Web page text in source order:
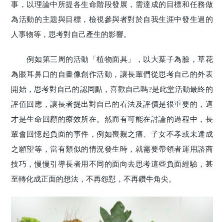
事，以理論中所提各生命階段發展，需達成的目標和任務做
為活動的主題與目標，檢視參與者對於自我生涯中發生過的
人事物等，思考對自己產生的影響。
例如第三周的活動「植物面具」，以大葉子為臉，草花
為眼耳鼻口的自畫像創作活動，讓長輩們從思考自己的外表
開始，思考對自己的認同點，喜歡自己嗎?是此堂活動最終的
評值回應，讓長者提出對自己的看法及評價是很重要的，這
才是生命回顧的療效所在。然而有可能在討論的過程中，長
輩會回憶起負面的事件，例如喪親之痛、子女不孝或未達成
之願望等，當有類似的情況發生時，就需要帶領者運用諮商
技巧，慢慢引導長者用不同的面向去思考這些負面經驗，甚
至轉化成正面的想法，不再怨懟，不再鑽牛角尖。